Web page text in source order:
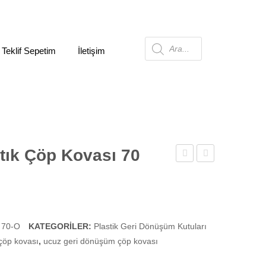
Teklif Sepetim İletişim Products
Çöp Kovası 70
70-O KATEGORILER: Plastik Geri Dönüşüm Kutuları
kovası, ucuz geri dönüşüm çöp kovası